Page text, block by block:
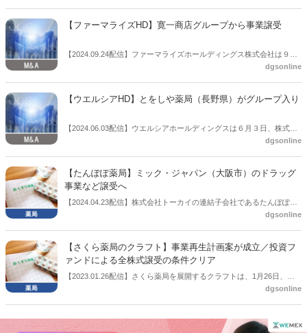
品株式会社（本社：大阪府八尾市）から、ドラッグストア事業および
調剤薬局事業の一部を譲り受けることを決定し、同日、事業譲渡契約
【ファーマライズHD】寛一商店グループから事業譲受
【2024.09.24配信】ファーマライズホールディングス株式会社は９月
24日、寛一商店グループから一部の事業を譲受すると発表した。寛一
の適用を申請し、保全管理命令を受けていた。コロナ禍で業績が悪
化、返済資金の捻出困難になったことが背景で、寛一商店は「可及的
dgsonline
【ウエルシアHD】とをしや薬局（長野県）がグループ入り
【2024.06.03配信】ウエルシアホールディングスは６月３日、株式会
社とをしや薬局がウエルシアグループの一員に参加したと公表した。
dgsonline
【たんぽぽ薬局】ミック・ジャパン（大阪市）のドラッグ
事業など譲受へ
【2024.04.23配信】株式会社トーカイの連結子会社であるたんぽぽ薬
局株式会社（岐阜市）は４月22日、株式会社ミック・ジャパン（大阪
業、ドラッグストア事業などの各事業の譲り受けについて基本合意に
至ったと公表した。
dgsonline
【さくら薬局のクラフト】事業再生計画案が成立／投資フ
ァンドによる全株式譲受の条件クリア
【2023.01.26配信】さくら薬局を展開するクラフトは、1月26日、事
業再生計画案が成立したと公表した。2022年10月14日には、取引金融
を公表していた。
dgsonline